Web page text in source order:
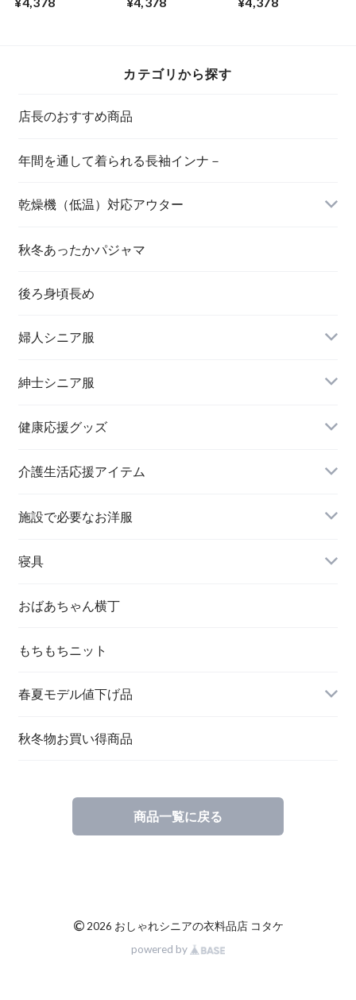
ツ（婦人）
カテゴリから探す
店長のおすすめ商品
年間を通して着られる長袖インナ－
乾燥機（低温）対応アウター
秋冬あったかパジャマ
後ろ身頃長め
婦人シニア服
トップス
紳士シニア服
スラックス
健康応援グッズ
介護生活応援アイテム
施設で必要なお洋服
婦人 トップス
寝具
おばあちゃん横丁
もちもちニット
春夏モデル値下げ品
秋冬物お買い得商品
商品一覧に戻る
©2026 おしゃれシニアの衣料品店 コタケ
powered by